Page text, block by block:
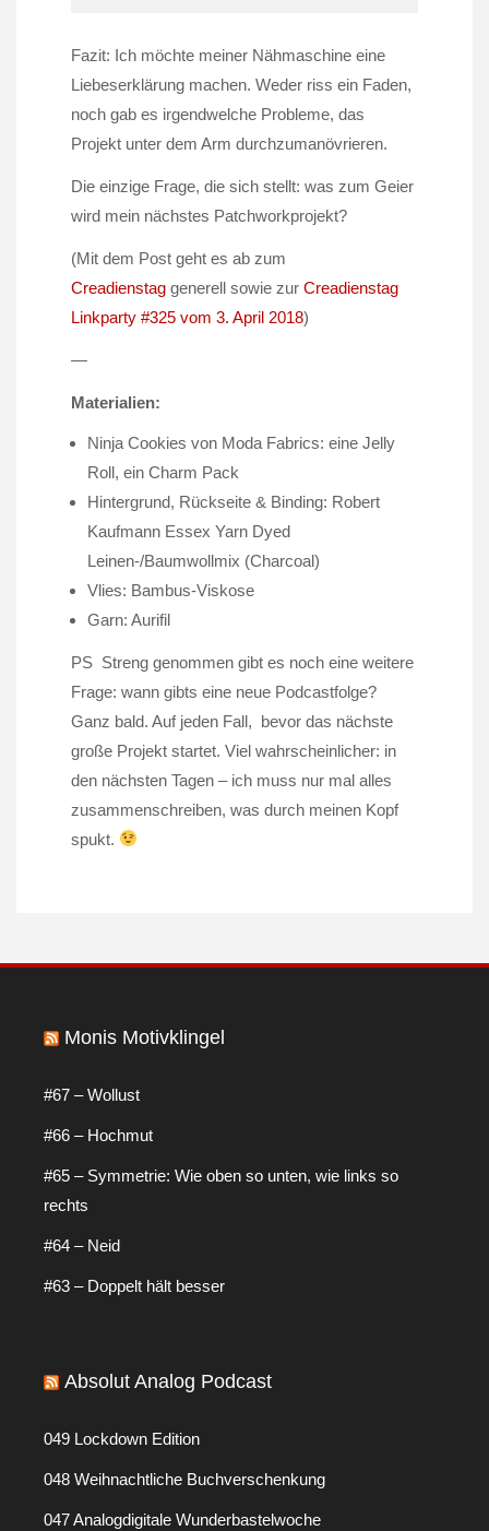
Fazit: Ich möchte meiner Nähmaschine eine
Liebeserklärung machen. Weder riss ein Faden,
noch gab es irgendwelche Probleme, das
Projekt unter dem Arm durchzumanövrieren.
Die einzige Frage, die sich stellt: was zum Geier
wird mein nächstes Patchworkprojekt?
(Mit dem Post geht es ab zum
Creadienstag generell sowie zur Creadienstag
Linkparty #325 vom 3. April 2018)
—
Materialien:
Ninja Cookies von Moda Fabrics: eine Jelly
Roll, ein Charm Pack
Hintergrund, Rückseite & Binding: Robert
Kaufmann Essex Yarn Dyed
Leinen-/Baumwollmix (Charcoal)
Vlies: Bambus-Viskose
Garn: Aurifil
PS Streng genommen gibt es noch eine weitere
Frage: wann gibts eine neue Podcastfolge?
Ganz bald. Auf jeden Fall, bevor das nächste
große Projekt startet. Viel wahrscheinlicher: in
den nächsten Tagen – ich muss nur mal alles
zusammenschreiben, was durch meinen Kopf
spukt.
Monis Motivklingel
#67 – Wollust
#66 – Hochmut
#65 – Symmetrie: Wie oben so unten, wie links so
rechts
#64 – Neid
#63 – Doppelt hält besser
Absolut Analog Podcast
049 Lockdown Edition
048 Weihnachtliche Buchverschenkung
047 Analogdigitale Wunderbastelwoche